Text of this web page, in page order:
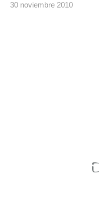
30 noviembre 2010